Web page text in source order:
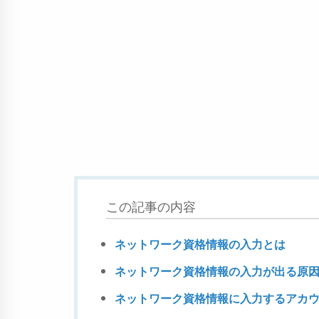
この記事の内容
ネットワーク資格情報の入力とは
ネットワーク資格情報の入力が出る原因
ネットワーク資格情報に入力するアカ